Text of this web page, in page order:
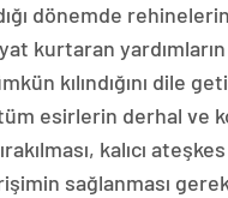
dönemde
kurtaran yardımların
kılındığını dile
esirlerin derhal ve
kalıcı
sağlanması